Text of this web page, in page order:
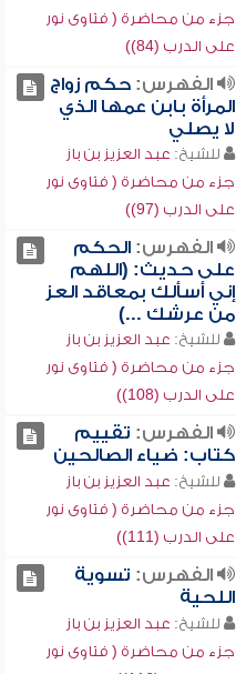
جزء من محاضرة ( فتاوى نور
على الدرب (84))
الفهرس:حكم زواج
المرأة بابن عمها الذي
لا يصلي
للشيخ: عبد العزيز بن باز
جزء من محاضرة ( فتاوى نور
على الدرب (97))
الفهرس:الحكم
على حديث: (اللهم
إني أسألك بمعاقد العز
من عرشك ...)
للشيخ: عبد العزيز بن باز
جزء من محاضرة ( فتاوى نور
على الدرب (108))
الفهرس: تقييم
كتاب: ضياء الصالحين
للشيخ: عبد العزيز بن باز
جزء من محاضرة ( فتاوى نور
على الدرب (111))
الفهرس: تسوية
اللحية
للشيخ: عبد العزيز بن باز
جزء من محاضرة ( فتاوى نور